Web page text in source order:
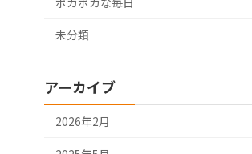
未分類
アーカイブ
2026年2月